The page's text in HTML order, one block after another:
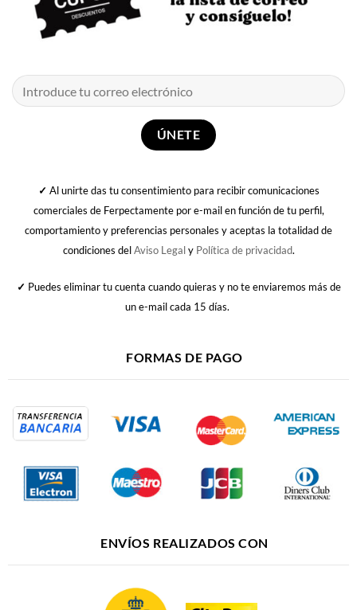
✓ Al unirte das tu consentimiento para recibir comunicaciones
comerciales de Ferpectamente por e-mail en función de tu perfil,
comportamiento y preferencias personales y aceptas la totalidad de
condiciones delAviso Legaly Política de privacidad.
✓ Puedes eliminar tu cuenta cuando quieras y no te enviaremos más de
un e-mail cada 15 días.
FORMAS DE PAGO
ENVÍOS REALIZADOS CON